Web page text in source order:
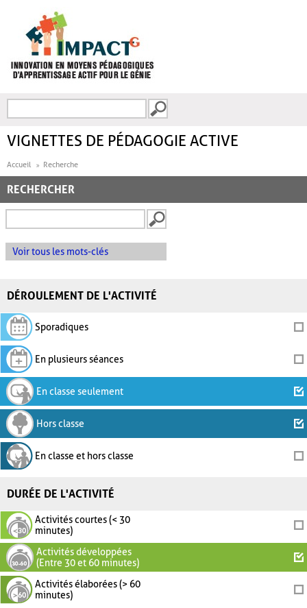
FORMULAIRE DE
VIGNETTES DE PÉDAGOGIE ACTIVE
Accueil Recherche
RECHERCHER
Voir tous les mots-clés
DÉROULEMENT DE L'ACTIVITÉ
Sporadiques
En plusieurs séances
En classe seulement
Hors classe
En classe et hors classe
DURÉE DE L'ACTIVITÉ
Activités courtes (< 30
minutes)
Activités développées
(Entre 30 et 60 minutes)
Activités élaborées (> 60
minutes)